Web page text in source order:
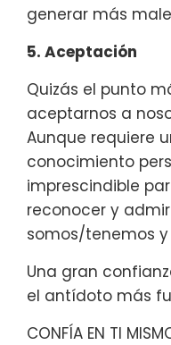
generar más
5. Aceptación
Quizás el punto
aceptarnos a
Aunque requiere
conocimiento
imprescindible
reconocer y
somos/tenemos y
Una gran
el antídoto más
CONFÍA EN TI